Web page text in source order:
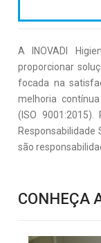
A INOVADI
proporcionar
focada na
melhoria
(ISO 9001:2015).
Responsabilidade
são
CONHEÇA